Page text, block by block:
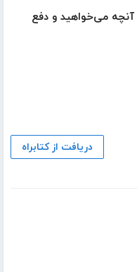
می‌‌خواهید و دفع
دریافت از کتابراه